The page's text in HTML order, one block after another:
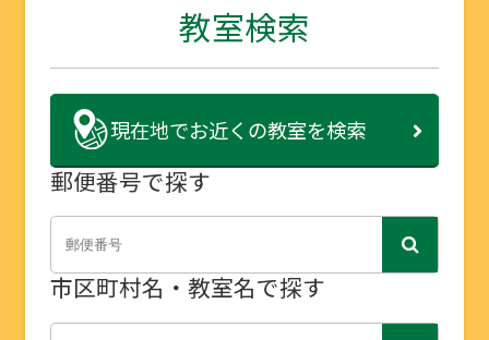
教室検索
現在地でお近くの教室を検索
郵便番号で探す
市区町村名・教室名で探す